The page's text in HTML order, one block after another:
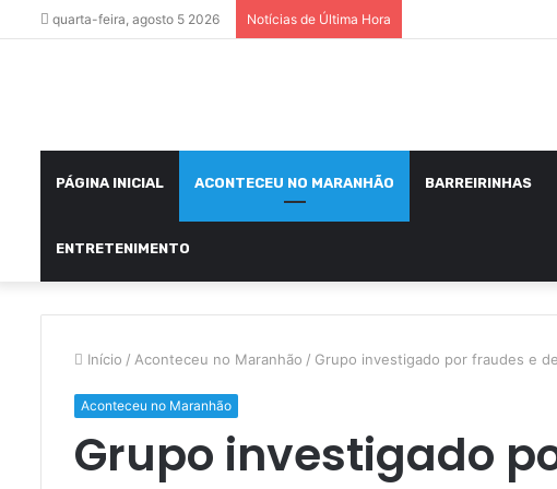
quarta-feira, agosto 5 2026 Notícias de Última Hora
PÁGINA INICIAL ACONTECEU NO MARANHÃO BARREIRINHAS
ENTRETENIMENTO
Início / Aconteceu no Maranhão / Grupo investigado por fraudes e
Aconteceu no Maranhão
Grupo investigado